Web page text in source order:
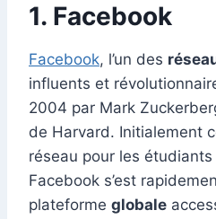
1. Facebook
Facebook, l’un des
influents et
2004 par Mark
de Harvard. Initialement
réseau pour les
Facebook s’est
plateforme globale